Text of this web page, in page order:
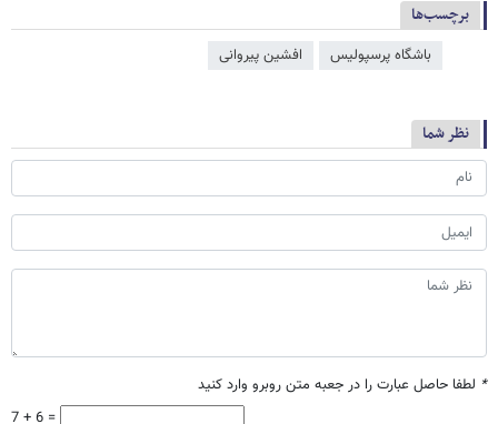
برچسب‌ها
باشگاه پرسپولیس افشین پیروانی
نظر شما
* لطفا حاصل عبارت را در جعبه متن روبرو وارد کنید
7 + 6 =